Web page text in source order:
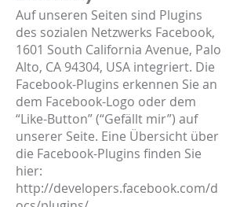
Auf unseren Seiten sind Plugins
des sozialen Netzwerks Facebook,
1601 South California Avenue, Palo
Alto, CA 94304, USA integriert. Die
Facebook-Plugins erkennen Sie an
dem Facebook-Logo oder dem
“Like-Button” (“Gefällt mir”) auf
unserer Seite. Eine Übersicht über
die Facebook-Plugins finden Sie
hier:
http://developers.facebook.com/d